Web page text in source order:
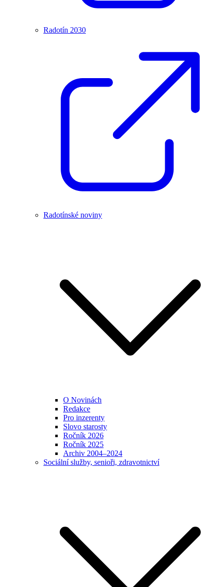
Radotín 2030
Radotínské noviny
O Novinách
Redakce
Pro inzerenty
Slovo starosty
Ročník 2026
Ročník 2025
Archiv 2004–2024
Sociální služby, senioři, zdravotnictví